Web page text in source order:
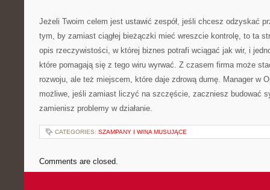
Jeżeli Twoim celem jest ustawić zespół, jeśli chcesz odzyskać
tym, by zamiast ciągłej bieżączki mieć wreszcie kontrolę, to ta
opis rzeczywistości, w której biznes potrafi wciągać jak wir, i
które pomagają się z tego wiru wyrwać. Z czasem firma może
rozwoju, ale też miejscem, które daje zdrową dumę. Manager w
możliwe, jeśli zamiast liczyć na szczęście, zaczniesz budować
zamienisz problemy w działanie.
CATEGORIES: SZAMPANY I WINA MUSUJĄCE
Comments are closed.